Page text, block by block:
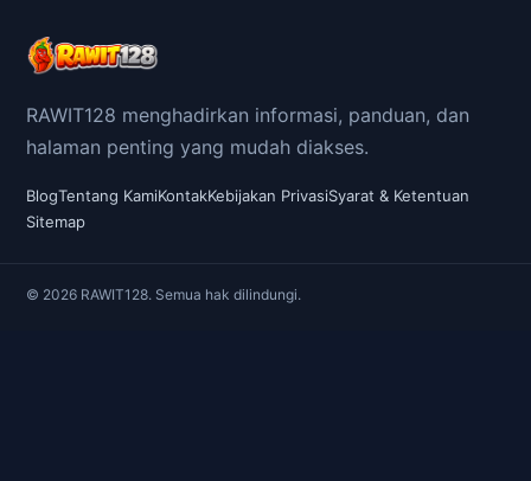
RAWIT128 menghadirkan informasi, panduan, dan
halaman penting yang mudah diakses.
BlogTentang KamiKontakKebijakan PrivasiSyarat & Ketentuan
Sitemap
© 2026 RAWIT128. Semua hak dilindungi.